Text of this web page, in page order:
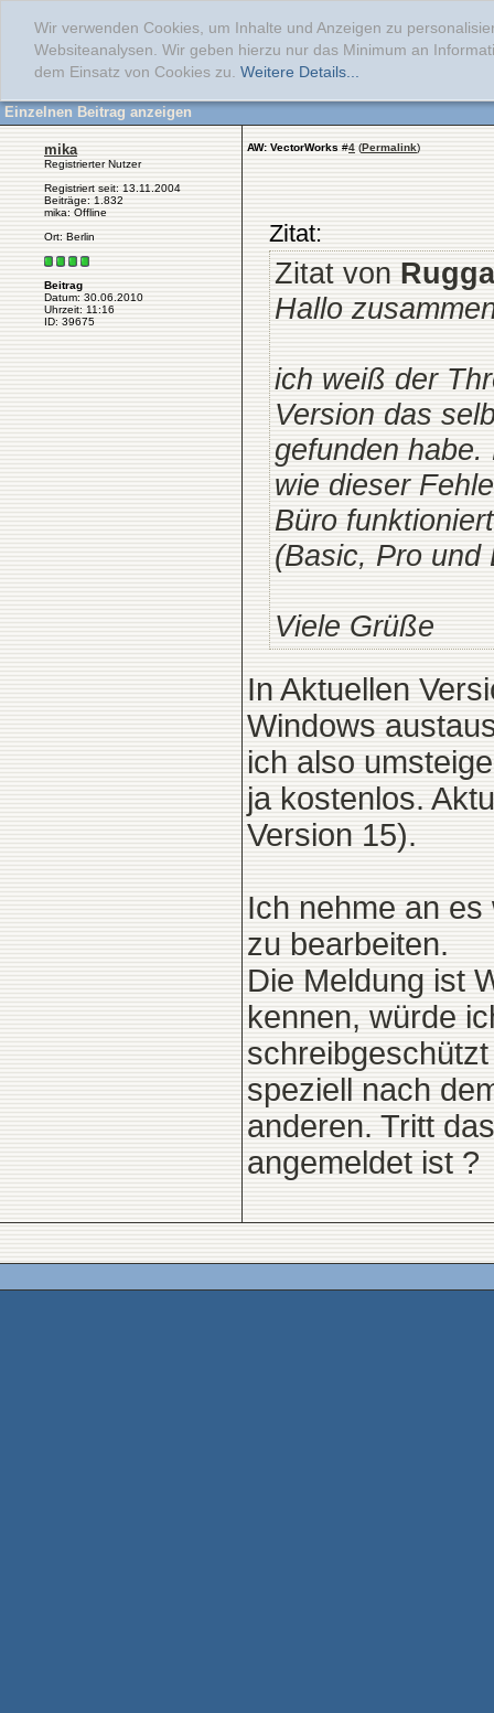
Wir verwenden Cookies, um Inhalte und Anzeigen zu
Websiteanalysen. Wir geben hierzu nur das Minimum an
dem Einsatz von Cookies zu. Weitere Details...
Einzelnen Beitrag anzeigen
mika
Registrierter Nutzer
Registriert seit: 13.11.2004
Beiträge: 1.832
mika: Offline
Ort: Berlin
Beitrag
Datum: 30.06.2010
Uhrzeit: 11:16
ID: 39675
AW: VectorWorks #4 (Permalink)
Zitat:
Zitat von
Hallo
ich weiß der
Version das
gefunden
wie dieser
Büro
(Basic, Pro und
Viele Grüße
In Aktuellen
Windows
ich also
ja kostenlos.
Version 15).
Ich nehme an
zu bearbeiten.
Die Meldung ist
kennen, würde
speziell nach
anderen. Tritt
angemeldet ist ?